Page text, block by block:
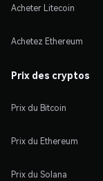
Acheter Litecoin
Achetez Ethereum
Prix des cryptos
Prix du Bitcoin
Prix du Ethereum
Prix du Solana